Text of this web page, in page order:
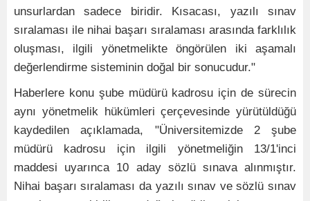
unsurlardan sadece biridir. Kısacası, yazılı sınav
sıralaması ile nihai başarı sıralaması arasında farklılık
oluşması, ilgili yönetmelikte öngörülen iki aşamalı
değerlendirme sisteminin doğal bir sonucudur."
Haberlere konu şube müdürü kadrosu için de sürecin
aynı yönetmelik hükümleri çerçevesinde yürütüldüğü
kaydedilen açıklamada, "Üniversitemizde 2 şube
müdürü kadrosu için ilgili yönetmeliğin 13/1'inci
maddesi uyarınca 10 aday sözlü sınava alınmıştır.
Nihai başarı sıralaması da yazılı sınav ve sözlü sınav